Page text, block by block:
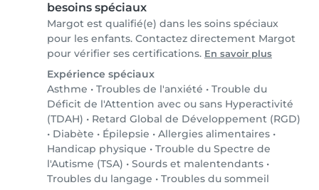
besoins spéciaux
Margot est qualifié(e) dans les soins spéciaux
pour les enfants. Contactez directement Margot
pour vérifier ses certifications. En savoir plus
Expérience spéciaux
Asthme • Troubles de l'anxiété • Trouble du
Déficit de l'Attention avec ou sans Hyperactivité
(TDAH) • Retard Global de Développement (RGD)
• Diabète • Épilepsie • Allergies alimentaires •
Handicap physique • Trouble du Spectre de
l'Autisme (TSA) • Sourds et malentendants •
Troubles du langage • Troubles du sommeil